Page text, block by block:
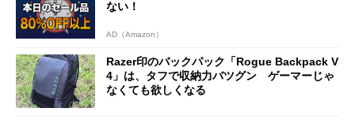
ない！
AD（Amazon）
Razer印のバックパック「Rogue Backpack V
4」は、タフで収納力バツグン ゲーマーじゃ
なくても欲しくなる